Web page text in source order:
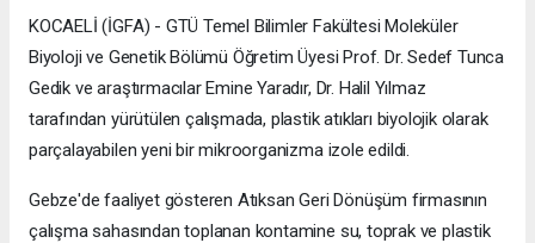
KOCAELİ (İGFA) - GTÜ Temel Bilimler Fakültesi Moleküler
Biyoloji ve Genetik Bölümü Öğretim Üyesi Prof. Dr. Sedef Tunca
Gedik ve araştırmacılar Emine Yaradır, Dr. Halil Yılmaz
tarafından yürütülen çalışmada, plastik atıkları biyolojik olarak
parçalayabilen yeni bir mikroorganizma izole edildi.
Gebze'de faaliyet gösteren Atıksan Geri Dönüşüm firmasının
çalışma sahasından toplanan kontamine su, toprak ve plastik